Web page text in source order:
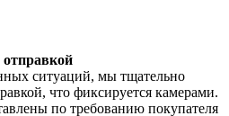
отправкой
ситуаций, мы тщательно
что фиксируется камерами.
по требованию покупателя